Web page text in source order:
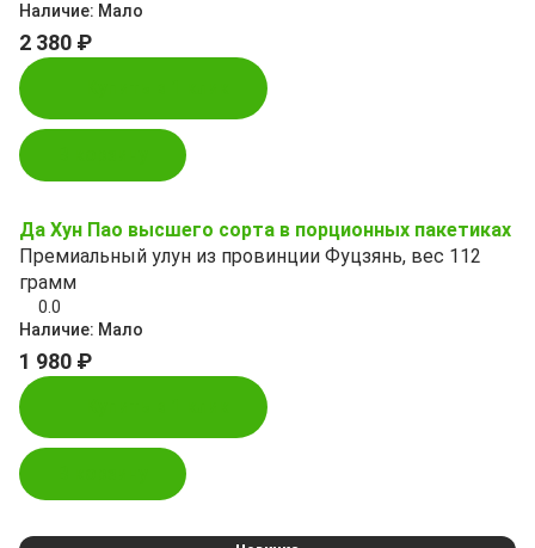
Наличие: Мало
2 380 ₽
Да Хун Пао высшего сорта в порционных пакетиках
Премиальный улун из провинции Фуцзянь, вес 112
грамм
0.0
Наличие: Мало
1 980 ₽